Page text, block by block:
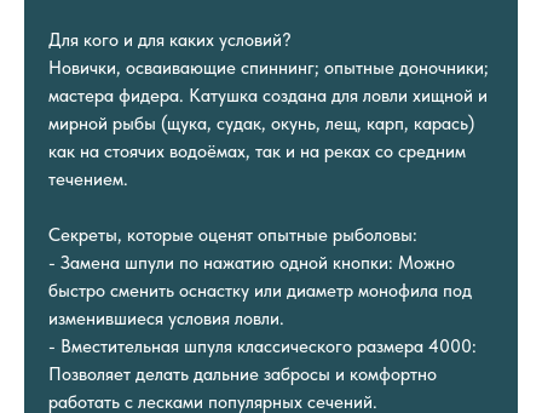
Для кого и для каких условий?
Новички, осваивающие спиннинг; опытные доночники;
мастера фидера. Катушка создана для ловли хищной и
мирной рыбы (щука, судак, окунь, лещ, карп, карась)
как на стоячих водоёмах, так и на реках со средним
течением.
Секреты, которые оценят опытные рыболовы:
- Замена шпули по нажатию одной кнопки: Можно
быстро сменить оснастку или диаметр монофила под
изменившиеся условия ловли.
- Вместительная шпуля классического размера 4000:
Позволяет делать дальние забросы и комфортно
работать с лесками популярных сечений.